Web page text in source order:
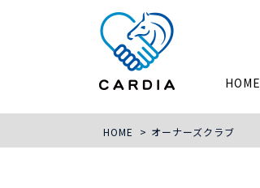
HOME
HOME > オーナーズクラブ